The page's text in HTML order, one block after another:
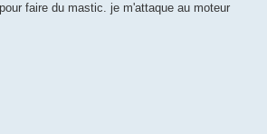
faire du mastic. je m'attaque au moteur